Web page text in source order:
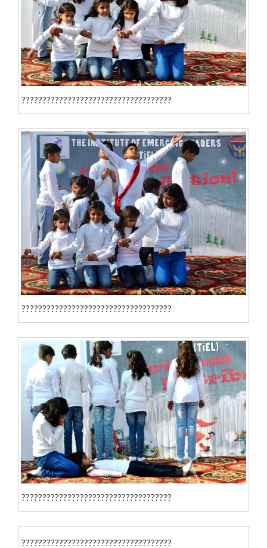
????????????????????????????????????
????????????????????????????????????
????????????????????????????????????
????????????????????????????????????